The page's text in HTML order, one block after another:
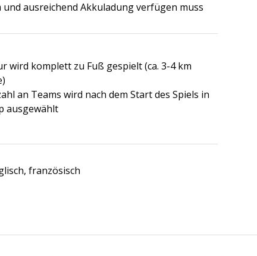
und ausreichend Akkuladung verfügen muss
wird komplett zu Fuß gespielt (ca. 3-4 km
an Teams wird nach dem Start des Spiels in
ausgewählt
französisch